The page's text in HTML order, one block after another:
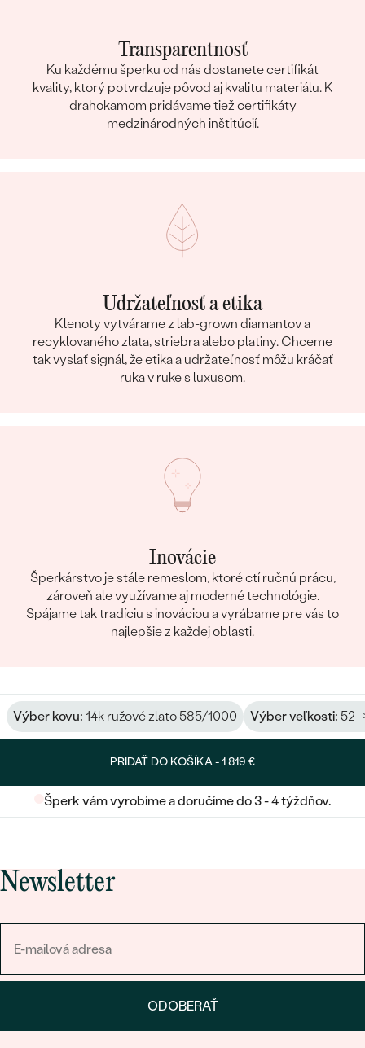
Transparentnosť
Ku každému šperku od nás dostanete certifikát
kvality, ktorý potvrdzuje pôvod aj kvalitu materiálu. K
drahokamom pridávame tiež certifikáty
medzinárodných inštitúcií.
Udržateľnosť a etika
Klenoty vytvárame z lab-grown diamantov a
recyklovaného zlata, striebra alebo platiny. Chceme
tak vyslať signál, že etika a udržateľnosť môžu kráčať
ruka v ruke s luxusom.
Inovácie
Šperkárstvo je stále remeslom, ktoré ctí ručnú prácu,
zároveň ale využívame aj moderné technológie.
Spájame tak tradíciu s inováciou a vyrábame pre vás to
najlepšie z každej oblasti.
Výber kovu: 14k ružové zlato 585/1000 Výber veľkosti: 52 -
PRIDAŤ DO KOŠÍKA -1 819 €
Šperk vám vyrobíme a doručíme do 3 - 4 týždňov.
Newsletter
ODOBERAŤ